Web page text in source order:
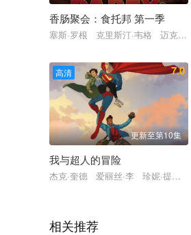
香肠聚会：食托邦 第一季
塞斯·罗根 克里斯汀·韦格 迈克尔
高清 7.0
更新至第10集
我与超人的冒险
杰克·奎德 爱丽丝·李 珍妮·提拉
相关推荐